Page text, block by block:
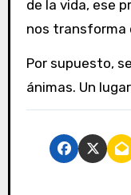
de la vida, ese
nos transforma
Por supuesto,
ánimas. Un